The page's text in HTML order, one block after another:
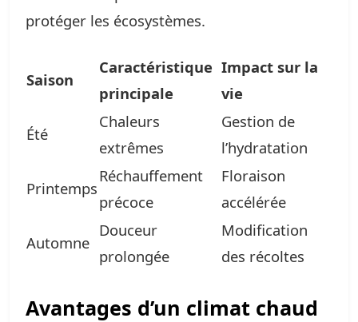
protéger les écosystèmes.
Saison
Caractéristique
principale
Impact sur la
vie
Été
Chaleurs
extrêmes
Gestion de
l’hydratation
Printemps
Réchauffement
précoce
Floraison
accélérée
Automne
Douceur
prolongée
Modification
des récoltes
Avantages d’un climat chaud